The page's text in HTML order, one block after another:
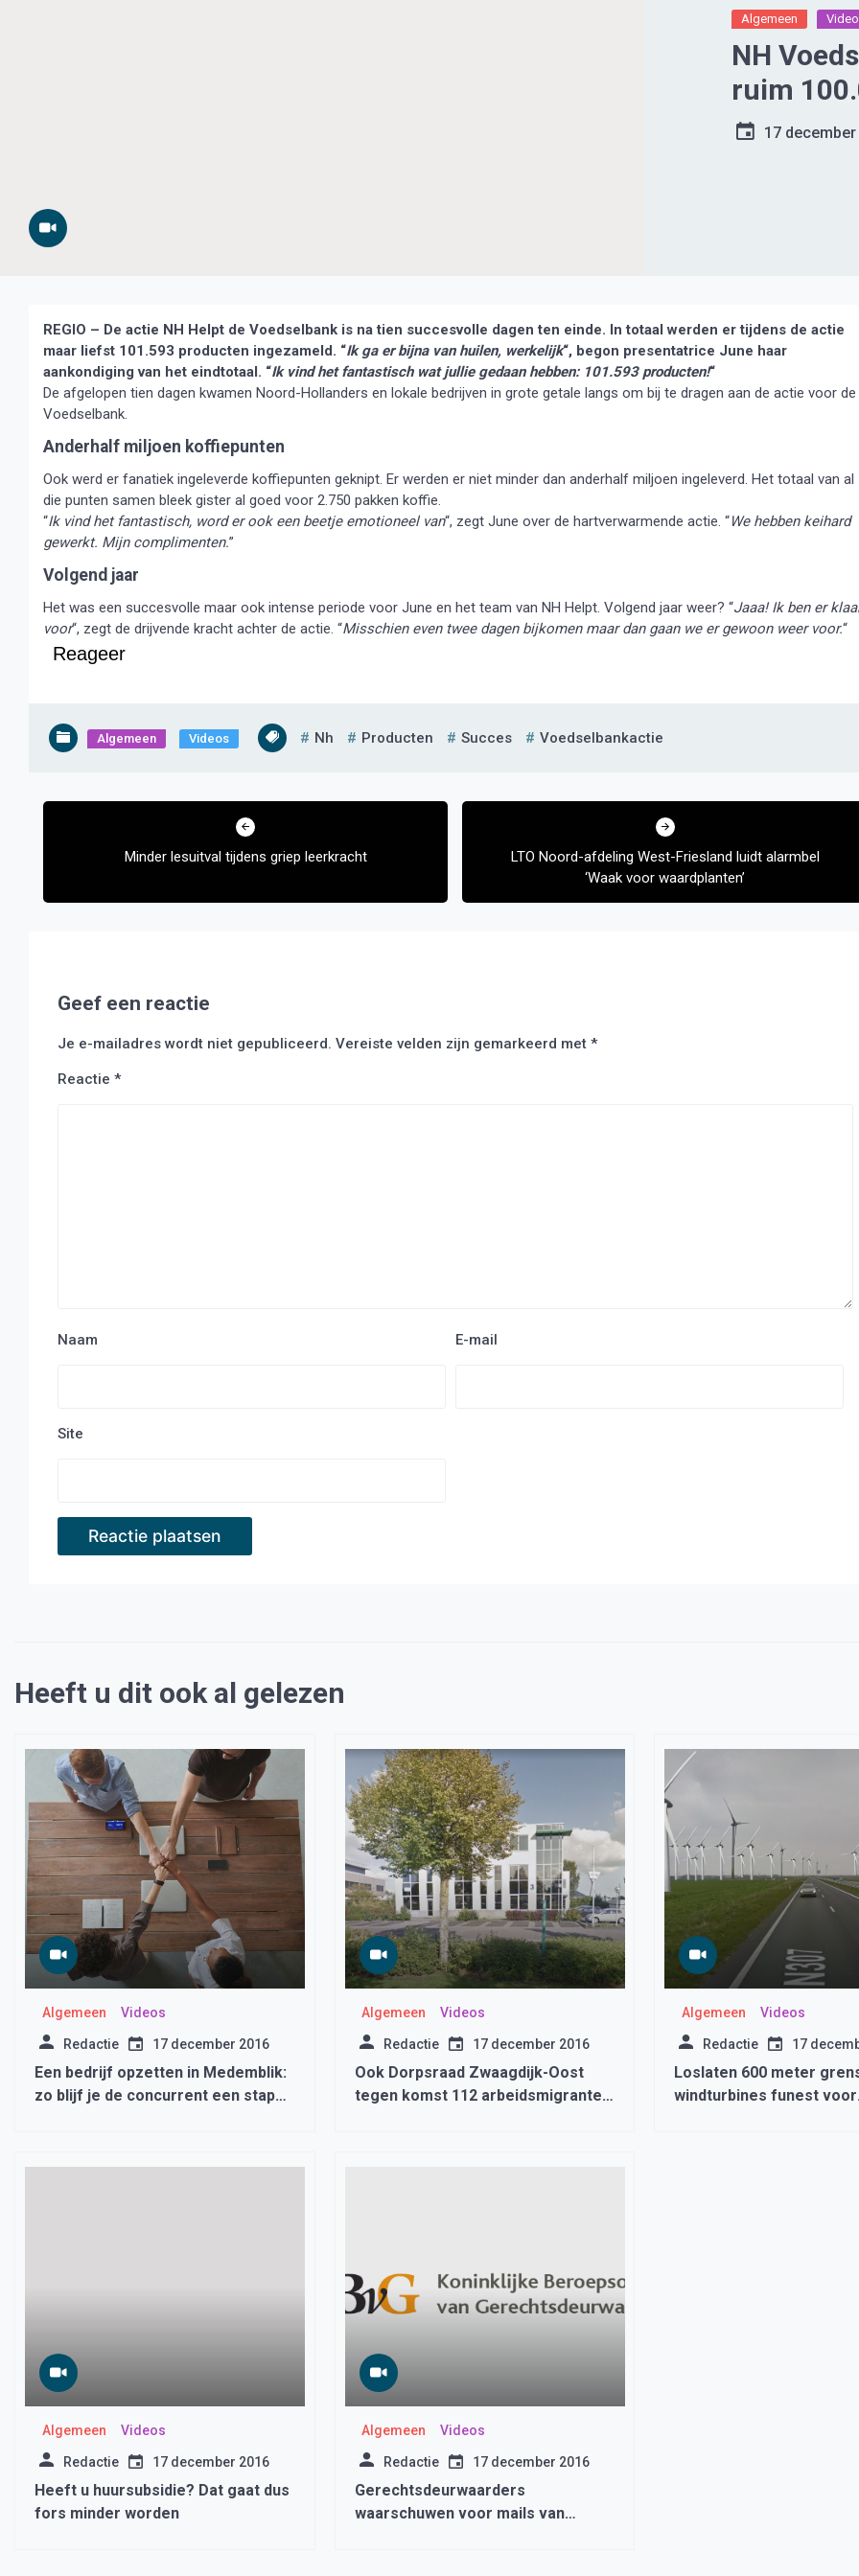
Algemeen
NH
ruim
17
REGIO – De actie NH Helpt de Voedselbank is na tien succesvolle dagen ten einde. In totaal werden er tijdens de actie
maar liefst 101.593 producten ingezameld. “Ik gaer bijna van huilen, werkelijk“, begon presentatrice June haar
aankondiging van het eindtotaal. “Ik vind het fantastisch wat jullie gedaan hebben: 101.593 producten!“
De afgelopen tien dagen kwamen Noord-Hollanders en lokale bedrijven in grote getale langs om bij te dragen aan de actie voor de
Voedselbank.
Anderhalf miljoen koffiepunten
Ook werd er fanatiek ingeleverde koffiepunten geknipt. Er werden er niet minder dan anderhalf miljoen ingeleverd. Het totaal van al
die punten samen bleek gister al goed voor 2.750 pakken koffie.
“Ik vind het fantastisch, word er ook een beetje emotioneel van“, zegt June over de hartverwarmende actie. “We hebben keihard
gewerkt. Mijn complimenten.”
Volgend jaar
Het was een succesvolle maar ook intense periode voor June en het team van NH Helpt. Volgend jaar weer? “Jaaa! Ik ben er
voor“, zegt de drijvende kracht achter de actie. “Misschien even twee dagen bijkomen maar dan gaan we er gewoon weer voor.“
Reageer
Algemeen Videos Nh Producten Succes Voedselbankactie
Bericht
Minder lesuitval tijdens griep leerkracht
LTO Noord-afdeling West-Friesland luidt alarmbel
‘Waak voor waardplanten’
Geef een reactie
Je e-mailadres wordt niet gepubliceerd. Vereiste velden zijn gemarkeerd met *
Reactie *
Naam E-mail
Site
Heeft u dit ook al gelezen
Algemeen Videos
Redactie 17 december 2016
Een bedrijf opzetten in Medemblik:
zo blijf je de concurrent een stap
Algemeen Videos
Redactie 17 december 2016
Ook Dorpsraad Zwaagdijk-Oost
tegen komst 112 arbeidsmigranten
Algemeen Videos
Redactie 17
Loslaten 600 meter
windturbines funest voor
Algemeen Videos
Redactie 17 december 2016
Heeft u huursubsidie? Dat gaat dus
fors minder worden
Algemeen Videos
Redactie 17 december 2016
Gerechtsdeurwaarders
waarschuwen voor mails van